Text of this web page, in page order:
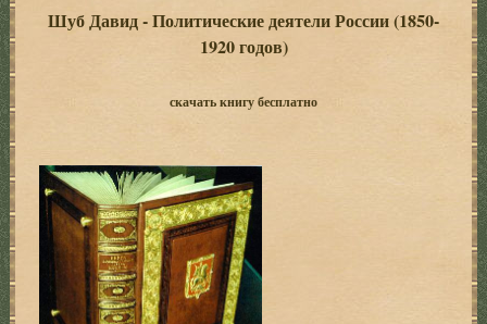
Шуб Давид - Политические деятели России (1850-
1920 годов)
скачать книгу бесплатно